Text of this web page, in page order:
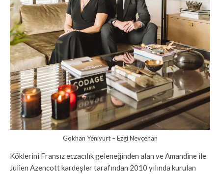
Gökhan Yeniyurt – Ezgi Nevçehan
Köklerini Fransız eczacılık geleneğinden alan ve Amandine ile
Julien Azencott kardeşler tarafından 2010 yılında kurulan